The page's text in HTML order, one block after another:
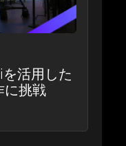
活用した
に挑戦